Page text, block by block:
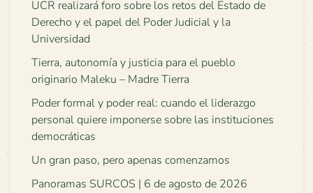
UCR realizará foro sobre los retos del Estado de
Derecho y el papel del Poder Judicial y la
Universidad
Tierra, autonomía y justicia para el pueblo
originario Maleku – Madre Tierra
Poder formal y poder real: cuando el liderazgo
personal quiere imponerse sobre las instituciones
democráticas
Un gran paso, pero apenas comenzamos
Panoramas SURCOS | 6 de agosto de 2026